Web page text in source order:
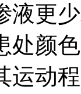
更少
处颜
运动